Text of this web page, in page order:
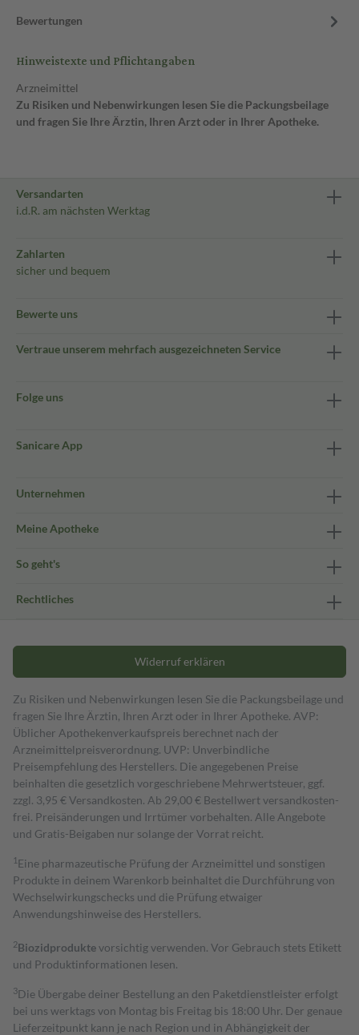
Bewertungen
Hinweistexte und Pflichtangaben
Arzneimittel
Zu Risiken und Nebenwirkungen lesen Sie die Packungsbeilage
und fragen Sie Ihre Ärztin, Ihren Arzt oder in Ihrer Apotheke.
Versandarten
i.d.R. am nächsten Werktag
Zahlarten
sicher und bequem
Bewerte uns
Vertraue unserem mehrfach ausgezeichneten Service
Folge uns
Sanicare App
Unternehmen
Meine Apotheke
So geht's
Rechtliches
Widerruf erklären
Zu Risiken und Nebenwirkungen lesen Sie die Packungsbeilage und
fragen Sie Ihre Ärztin, Ihren Arzt oder in Ihrer Apotheke. AVP:
Üblicher Apothekenverkaufspreis berechnet nach der
Arzneimittelpreisverordnung. UVP: Unverbindliche
Preisempfehlung des Herstellers. Die angegebenen Preise
beinhalten die gesetzlich vorgeschriebene Mehrwertsteuer, ggf.
zzgl. 3,95 € Versandkosten. Ab 29,00 € Bestell­wert versand­kosten­
frei. Preisänderungen und Irrtümer vorbehalten. Alle Angebote
und Gratis-Beigaben nur solange der Vorrat reicht.
1 Eine pharmazeutische Prüfung der Arzneimittel und sonstigen
Produkte in deinem Warenkorb beinhaltet die Durchführung von
Wechselwirkungschecks und die Prüfung etwaiger
Anwendungshinweise des Herstellers.
2Biozidproduktevorsichtig verwenden. Vor Gebrauch stets Etikett
und Produktinformationen lesen.
3Die Übergabe deiner Bestellung an den Paketdienstleister erfolgt
bei uns werktags von Montag bis Freitag bis 18:00 Uhr. Der genaue
Lieferzeitpunkt kann je nach Region und in Abhängigkeit der